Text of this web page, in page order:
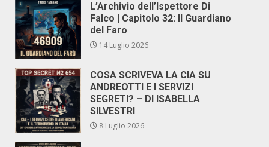
L’Archivio dell’Ispettore Di
Falco | Capitolo 32: Il Guardiano
del Faro
14 Luglio 2026
COSA SCRIVEVA LA CIA SU
ANDREOTTI E I SERVIZI
SEGRETI? – DI ISABELLA
SILVESTRI
8 Luglio 2026